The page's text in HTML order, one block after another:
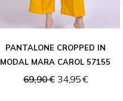
PANTALONE CROPPED IN
MODAL MARA CAROL 57155
69,90 € 34,95 €